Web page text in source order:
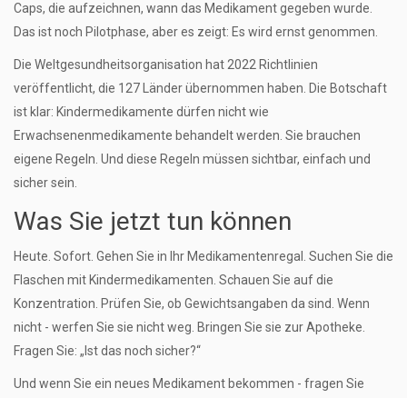
Caps, die aufzeichnen, wann das Medikament gegeben wurde.
Das ist noch Pilotphase, aber es zeigt: Es wird ernst genommen.
Die Weltgesundheitsorganisation hat 2022 Richtlinien
veröffentlicht, die 127 Länder übernommen haben. Die Botschaft
ist klar: Kindermedikamente dürfen nicht wie
Erwachsenenmedikamente behandelt werden. Sie brauchen
eigene Regeln. Und diese Regeln müssen sichtbar, einfach und
sicher sein.
Was Sie jetzt tun können
Heute. Sofort. Gehen Sie in Ihr Medikamentenregal. Suchen Sie die
Flaschen mit Kindermedikamenten. Schauen Sie auf die
Konzentration. Prüfen Sie, ob Gewichtsangaben da sind. Wenn
nicht - werfen Sie sie nicht weg. Bringen Sie sie zur Apotheke.
Fragen Sie: „Ist das noch sicher?“
Und wenn Sie ein neues Medikament bekommen - fragen Sie